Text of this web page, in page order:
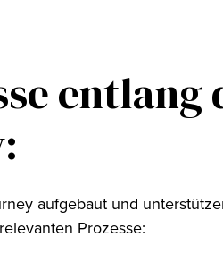
entlang
aufgebaut und
Prozesse: